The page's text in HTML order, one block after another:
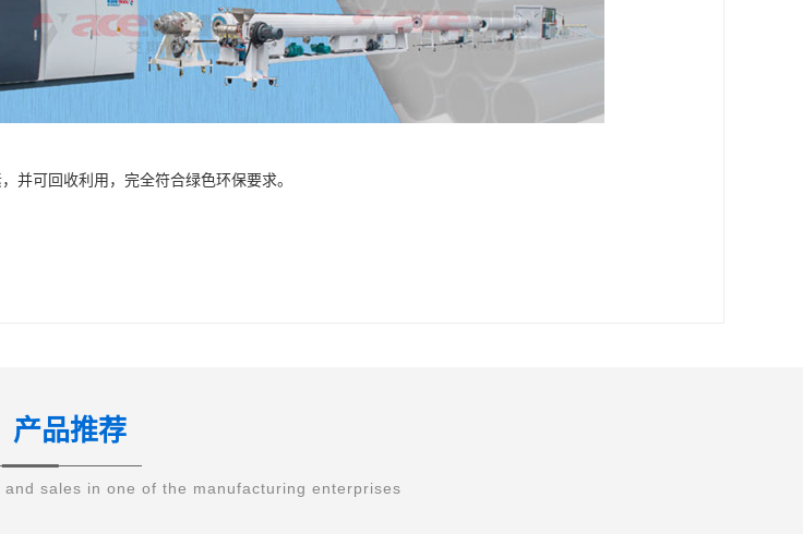
并可回收利用，完全符合绿色环保要求。
产品推荐
sales in one of the manufacturing enterprises